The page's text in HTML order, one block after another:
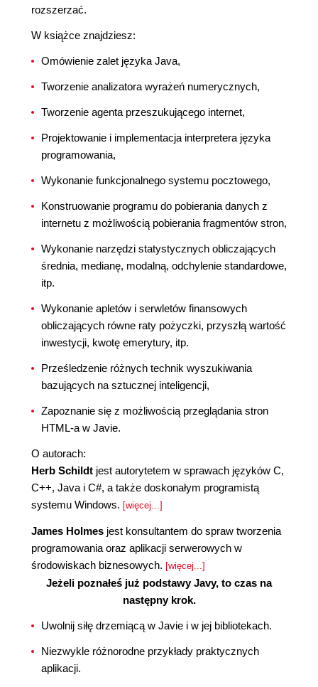
rozszerzać.
W książce znajdziesz:
Omówienie zalet języka Java,
Tworzenie analizatora wyrażeń numerycznych,
Tworzenie agenta przeszukującego internet,
Projektowanie i implementacja interpretera języka
programowania,
Wykonanie funkcjonalnego systemu pocztowego,
Konstruowanie programu do pobierania danych z
internetu z możliwością pobierania fragmentów stron,
Wykonanie narzędzi statystycznych obliczających
średnia, medianę, modalną, odchylenie standardowe,
itp.
Wykonanie apletów i serwletów finansowych
obliczających równe raty pożyczki, przyszłą wartość
inwestycji, kwotę emerytury, itp.
Prześledzenie różnych technik wyszukiwania
bazujących na sztucznej inteligencji,
Zapoznanie się z możliwością przeglądania stron
HTML-a w Javie.
O autorach:
Herb Schildt jest autorytetem w sprawach języków C,
C++, Java i C#, a także doskonałym programistą
systemu Windows.
[więcej...]
James Holmes jest konsultantem do spraw tworzenia
programowania oraz aplikacji serwerowych w
środowiskach biznesowych.
[więcej...]
Jeżeli poznałeś już podstawy Javy, to czas na
następny krok.
Uwolnij siłę drzemiącą w Javie i w jej bibliotekach.
Niezwykle różnorodne przykłady praktycznych
aplikacji.